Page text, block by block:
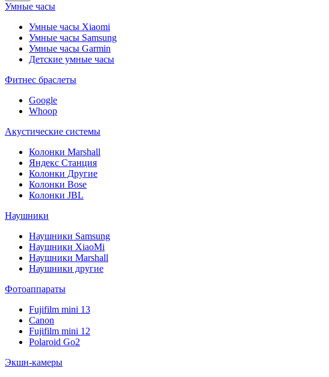
Умные часы
Умные часы Xiaomi
Умные часы Samsung
Умные часы Garmin
Детские умные часы
Фитнес браслеты
Google
Whoop
Акустические системы
Колонки Marshall
Яндекс Станция
Колонки Другие
Колонки Bose
Колонки JBL
Наушники
Наушники Samsung
Наушники XiaoMi
Наушники Marshall
Наушники другие
Фотоаппараты
Fujifilm mini 13
Canon
Fujifilm mini 12
Polaroid Go2
Экшн-камеры